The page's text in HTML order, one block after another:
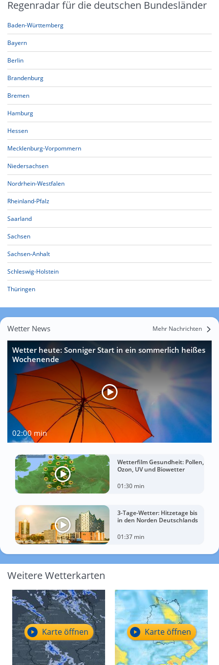
Regenradar für die deutschen Bundesländer
Baden-Württemberg
Bayern
Berlin
Brandenburg
Bremen
Hamburg
Hessen
Mecklenburg-Vorpommern
Niedersachsen
Nordrhein-Westfalen
Rheinland-Pfalz
Saarland
Sachsen
Sachsen-Anhalt
Schleswig-Holstein
Thüringen
Wetter News Mehr Nachrichten
Wetter heute: Sonniger Start in ein sommerlich heißes
Wochenende
02:00 min
Wetterfilm Gesundheit: Pollen,
Ozon, UV und Biowetter
01:30 min
3-Tage-Wetter: Hitzetage bis
in den Norden Deutschlands
01:37 min
Weitere Wetterkarten
Karte öffnen Karte öffnen